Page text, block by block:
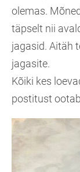
olemas.
täpselt nii
jagasid. Aitäh
jagasite.
Kõiki kes
postitust